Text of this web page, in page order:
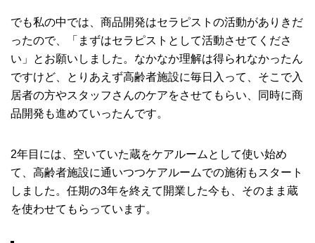
でも私の中では、商品開発はセラピストの活動がありきだ
ったので、「まずはセラピストとして活動させてくださ
い」とお願いしました。なかなか理解は得られなかったん
ですけど、とりあえず高齢者施設に毎日入って、そこで入
居者の方やスタッフさんのケアをさせてもらい、同時に商
品開発も進めていったんです。
2年目には、空いていた蔵をケアルームとして使い始め
て、高齢者施設に通いつつケアルームでの施術もスタート
しました。任期の3年を終えて開業した今も、そのまま蔵
を使わせてもらっています。